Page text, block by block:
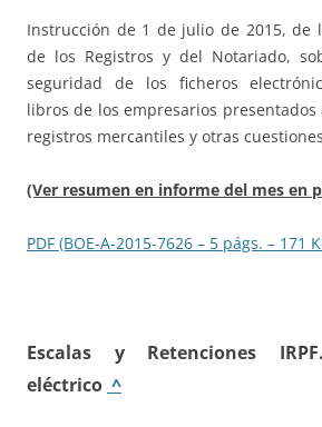
Instrucción de 1 de julio de 2015, de
de los Registros y del Notariado,
seguridad de los ficheros
libros de los empresarios presentados
registros mercantiles y otras
(Ver resumen en informe del mes en
PDF (BOE-A-2015-7626 – 5 págs. – 171
Escalas y Retenciones
eléctrico ^